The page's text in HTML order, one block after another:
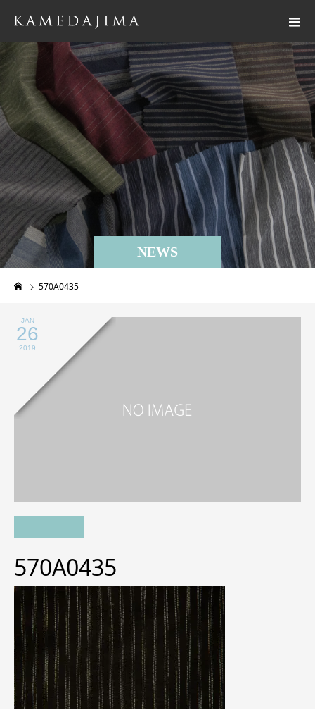
NEWS
570A0435
JAN
26
2019
570A0435